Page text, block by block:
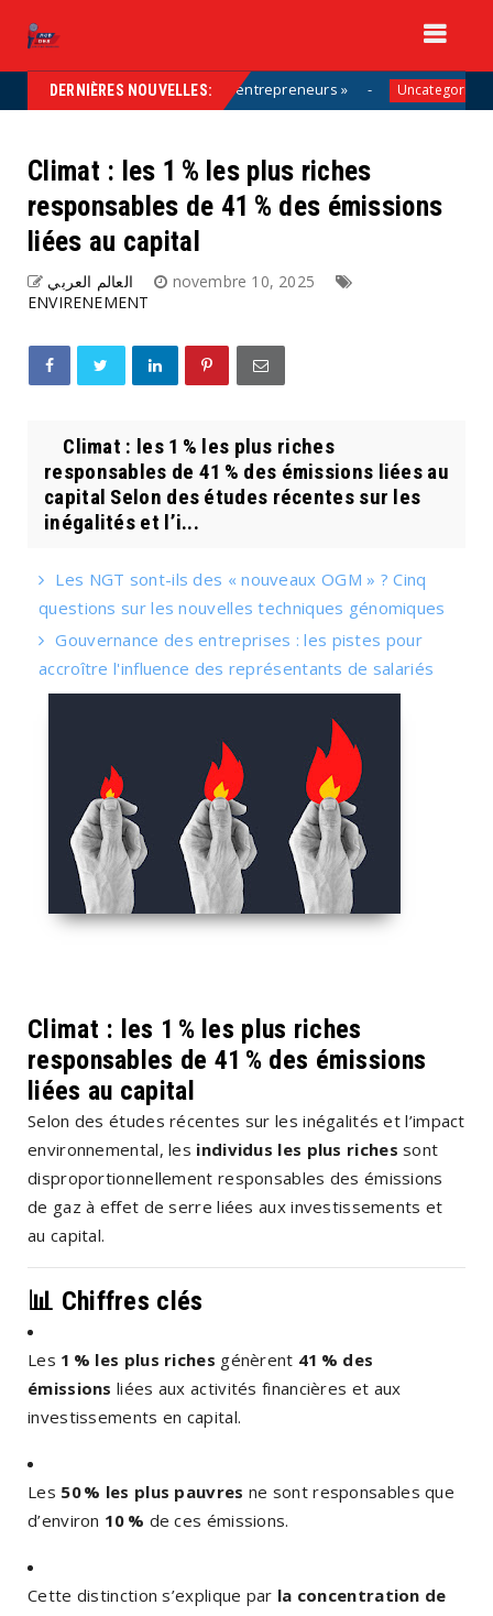
DERNIÈRES NOUVELLES:
solution, aux côtés des entrepreneurs » Uncategorized
Climat : les 1 % les plus riches
responsables de 41 % des émissions
liées au capital
العالم العربي
novembre 10, 2025
ENVIRENEMENT
Climat : les 1 % les plus riches
responsables de 41 % des émissions liées au
capital Selon des études récentes sur les
inégalités et l’i...
Les NGT sont-ils des « nouveaux OGM » ? Cinq
questions sur les nouvelles techniques génomiques
Gouvernance des entreprises : les pistes pour
accroître l'influence des représentants de salariés
Climat : les 1 % les plus riches
responsables de 41 % des émissions
liées au capital
Selon des études récentes sur les inégalités et l’impact
environnemental, les individus les plus riches sont
disproportionnellement responsables des émissions
de gaz à effet de serre liées aux investissements et
au capital.
📊 Chiffres clés
Les 1 % les plus riches génèrent 41 % des
émissions liées aux activités financières et aux
investissements en capital.
Les 50 % les plus pauvres ne sont responsables que
d’environ 10 % de ces émissions.
Cette distinction s’explique par la concentration de